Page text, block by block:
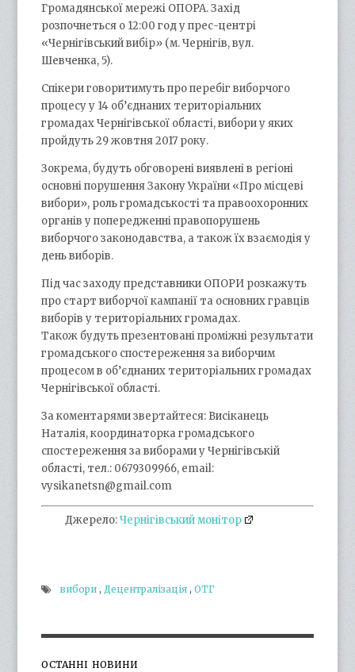
Громадянської мережі ОПОРА. Захід
розпочнеться о 12:00 год у прес-центрі
«Чернігівський вибір» (м. Чернігів, вул.
Шевченка, 5).
Спікери говоритимуть про перебіг виборчого
процесу у 14 об’єднаних територіальних
громадах Чернігівської області, вибори у яких
пройдуть 29 жовтня 2017 року.
Зокрема, будуть обговорені виявлені в регіоні
основні порушення Закону України «Про місцеві
вибори», роль громадськості та правоохоронних
органів у попередженні правопорушень
виборчого законодавства, а також їх взаємодія у
день виборів.
Під час заходу представники ОПОРИ розкажуть
про старт виборчої кампанії та основних гравців
виборів у територіальних громадах.
Також будуть презентовані проміжні результати
громадського спостереження за виборчим
процесом в об’єднаних територіальних громадах
Чернігівської області.
За коментарями звертайтеся: Висіканець
Наталія, координаторка громадського
спостереження за виборами у Чернігівській
області, тел.: 0679309966, email:
vysikanetsn@gmail.com
Джерело:Чернігівський монітор
вибори ,Децентралізація ,ОТГ
ОСТАННІ НОВИНИ